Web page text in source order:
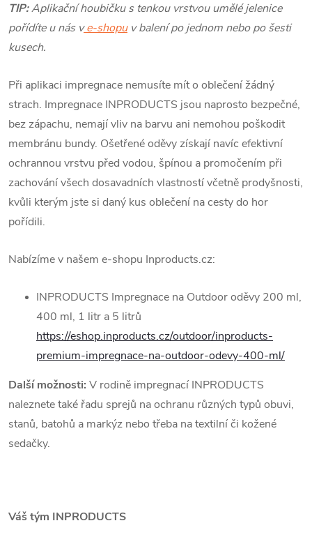
TIP:Aplikační houbičku s tenkou vrstvou umělé jelenice
pořídíte u nás ve-shopuv balení po jednom nebo po šesti
kusech.
Při aplikaci impregnace nemusíte mít o oblečení žádný
strach. Impregnace INPRODUCTS jsou naprosto bezpečné,
bez zápachu, nemají vliv na barvu ani nemohou poškodit
membránu bundy. Ošetřené oděvy získají navíc efektivní
ochrannou vrstvu před vodou, špínou a promočením při
zachování všech dosavadních vlastností včetně prodyšnosti,
kvůli kterým jste si daný kus oblečení na cesty do hor
pořídili.
Nabízíme v našem e-shopu Inproducts.cz:
INPRODUCTS Impregnace na Outdoor oděvy 200 ml,
400 ml, 1 litr a 5 litrů
https://eshop.inproducts.cz/outdoor/inproducts-
premium-impregnace-na-outdoor-odevy-400-ml/
Další možnosti: V rodině impregnací INPRODUCTS
naleznete také řadu sprejů na ochranu různých typů obuvi,
stanů, batohů a markýz nebo třeba na textilní či kožené
sedačky.
Váš tým INPRODUCTS